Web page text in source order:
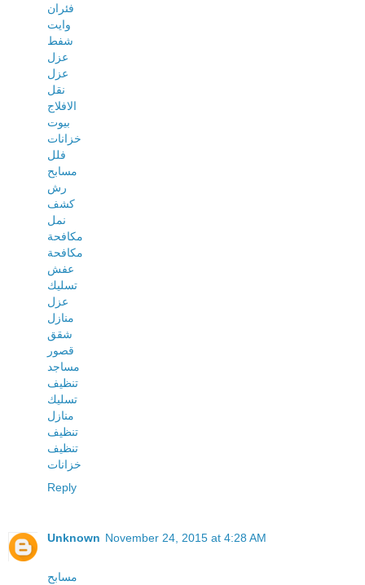
فئران
وايت
شفط
عزل
عزل
نقل
الافلاج
بيوت
خزانات
فلل
مسابح
رش
كشف
نمل
مكافحة
مكافحة
عفش
تسليك
عزل
منازل
شقق
قصور
مساجد
تنظيف
تسليك
منازل
تنظيف
تنظيف
خزانات
Reply
Unknown November 24, 2015 at 4:28 AM
مسابح